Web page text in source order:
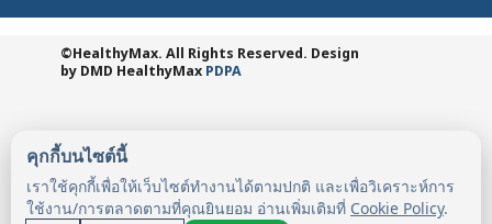
คุกกี้บนไซต์นี้
เราใช้คุกกี้เพื่อให้เว็บไซต์ทำงานได้ตามปกติ และเพื่อวิเคราะห์การ
ใช้งาน/การตลาดตามที่คุณยินยอม อ่านเพิ่มเติมที่ Cookie Policy.
©HealthyMax. All Rights Reserved. Design
by DMD HealthyMax PDPA